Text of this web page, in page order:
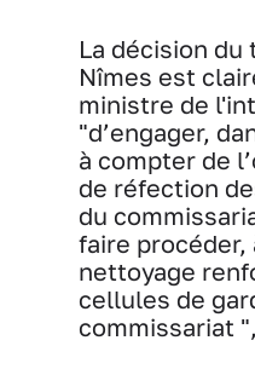
La décision
Nîmes est
ministre de
"d’engager,
à compter de
de réfection
du
faire procéder,
nettoyage
cellules de
commissariat